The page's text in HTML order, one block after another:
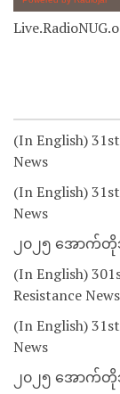
(In English)
News
(In English)
News
၂၀၂၅ အောက်
(In English)
Resistance News
(In English)
News
၂၀၂၅ အောက်